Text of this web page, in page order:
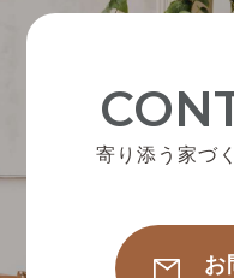
寄り添う家づ
お